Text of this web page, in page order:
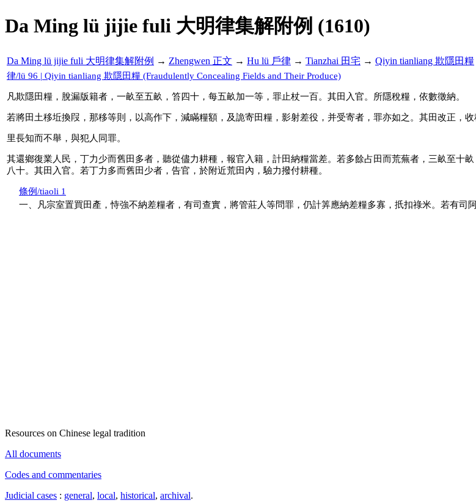
Da Ming lü jijie fuli 大明律集解附例 (1610)
Da Ming lü jijie fuli 大明律集解附例 → Zhengwen 正文 → Hu lü 戶律 → Tianzhai 田宅 → Qiyin tianliang 欺隱田糧
律/lü 96 | Qiyin tianliang 欺隱田糧 (Fraudulently Concealing Fields and Their Produce)
凡欺隱田糧，脫漏版籍者，一畝至五畝，笞四十，每五畝加一等，罪止杖一百。其田入官。所隱稅糧，依數徵納。
若將田土移坵換叚，那移等則，以高作下，減瞞糧額，及詭寄田糧，影射差役，并受寄者，罪亦如之。其田改正，收
里長知而不舉，與犯人同罪。
其還鄉復業人民，丁力少而舊田多者，聽從儘力耕種，報官入籍，計田納糧當差。若多餘占田而荒蕪者，三畝至十
八十。其田入官。若丁力多而舊田少者，告官，於附近荒田內，驗力撥付耕種。
條例/tiaoli 1
一、凡宗室置買田產，恃強不納差糧者，有司查實，將管莊人等問罪，仍計筭應納差糧多寡，扺扣祿米。若有司
Resources on Chinese legal tradition
All documents
Codes and commentaries
Judicial cases : general, local, historical, archival.